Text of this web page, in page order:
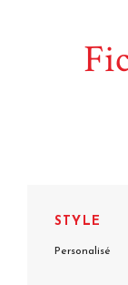
STYLE
Personalisé